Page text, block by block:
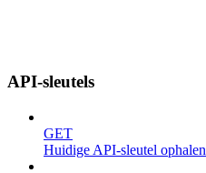
API-sleutels
GET
Huidige API-sleutel ophalen